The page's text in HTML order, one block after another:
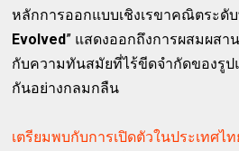
หลักการออกแบบเชิงเรขาคณิตระดับ
Evolved” แสดงออกถึงการผสมผสา
กับความทันสมัยที่ไร้ขีดจำกัดของรูป
กันอย่างกลมกลืน
เตรียมพบกับการเปิดตัวในประเทศไ